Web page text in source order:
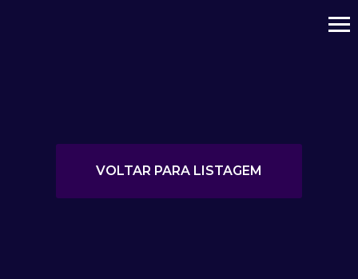
VOLTAR PARA LISTAGEM